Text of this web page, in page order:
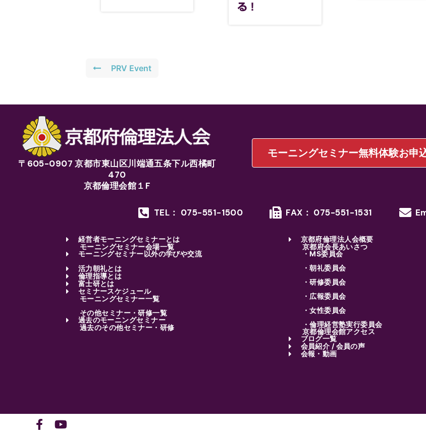
る！
PRV Event
〒605-0907 京都市東山区川端通五条下ル西橘町
470
京都倫理会館１F
モーニングセミナー無料体験お申
TEL： 075-551-1500 FAX： 075-551-1531
経営者モーニングセミナーとは
モーニングセミナー会場一覧
モーニングセミナー以外の学びや交流
活力朝礼とは
倫理指導とは
富士研とは
セミナースケジュール
モーニングセミナー一覧
その他セミナー・研修一覧
過去のモーニングセミナー
過去のその他セミナー・研修
京都府倫理法人会概要
京都府会長あいさつ
・MS委員会
・朝礼委員会
・研修委員会
・広報委員会
・女性委員会
・倫理経営塾実行委員会
京都倫理会館アクセス
ブログ一覧
会員紹介 / 会員の声
会報・動画